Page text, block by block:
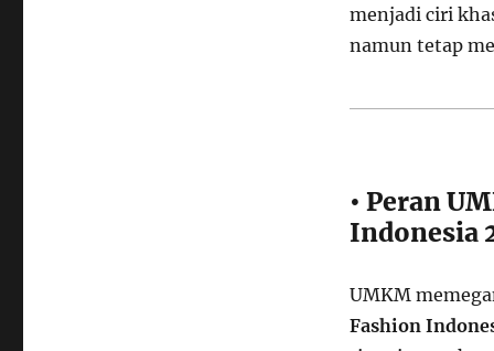
menjadi ciri
namun tetap
• Peran
Indonesia
UMKM
Fashion